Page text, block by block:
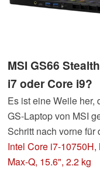
MSI GS66
i7 oder Core i9?
Es ist eine Weile her,
GS-Laptop von MSI
Schritt nach vorne
und
als Upgrades
Intel Core i7-
Max-Q, 15.6", 2.2 kg